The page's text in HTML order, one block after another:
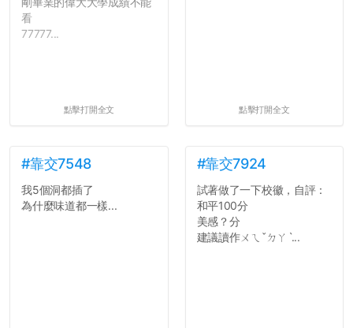
看
77777...
點擊打開全文 點擊打開全文
#靠交7548
我5個洞都插了
為什麼味道都一樣...
#靠交7924
試著做了一下校徽，自評：
和平100分
美感？分
建議讀作ㄨㄟˇㄉㄚˋ...